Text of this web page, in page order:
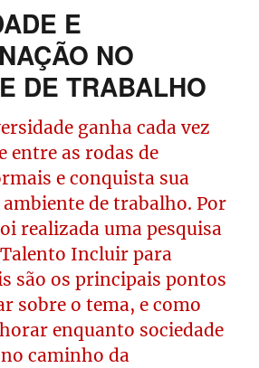
E
NO
DE TRABALHO
ganha cada vez
entre as rodas de
e conquista sua
de trabalho. Por
realizada uma pesquisa
Talento Incluir para
são os principais pontos
sobre o tema, e como
enquanto sociedade
caminho da